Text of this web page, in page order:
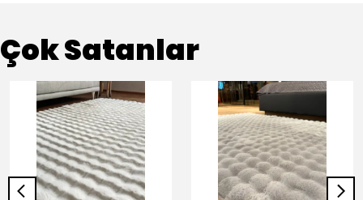
Çok Satanlar